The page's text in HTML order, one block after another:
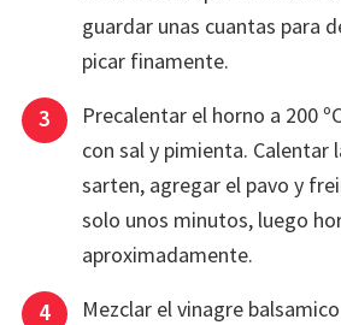
guardar unas cuantas para
picar finamente.
Precalentar el horno a 200
con sal y pimienta. Calentar
sarten, agregar el pavo y
solo unos minutos, luego
aproximadamente.
Mezclar el vinagre